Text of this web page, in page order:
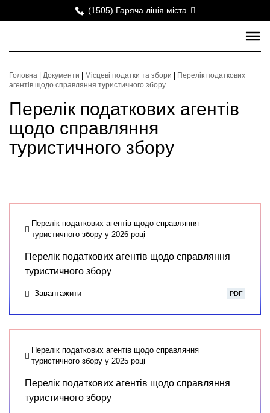
(1505) Гаряча лінія міста
Головна Документи Місцеві податки та збори
Перелік податкових
агентів щодо справляння туристичного збору
Перелік податкових агентів
щодо справляння
туристичного збору
Перелік податкових агентів щодо справляння
туристичного збору у 2026 році
Перелік податкових агентів щодо справляння
туристичного збору
Завантажити PDF
Перелік податкових агентів щодо справляння
туристичного збору у 2025 році
Перелік податкових агентів щодо справляння
туристичного збору